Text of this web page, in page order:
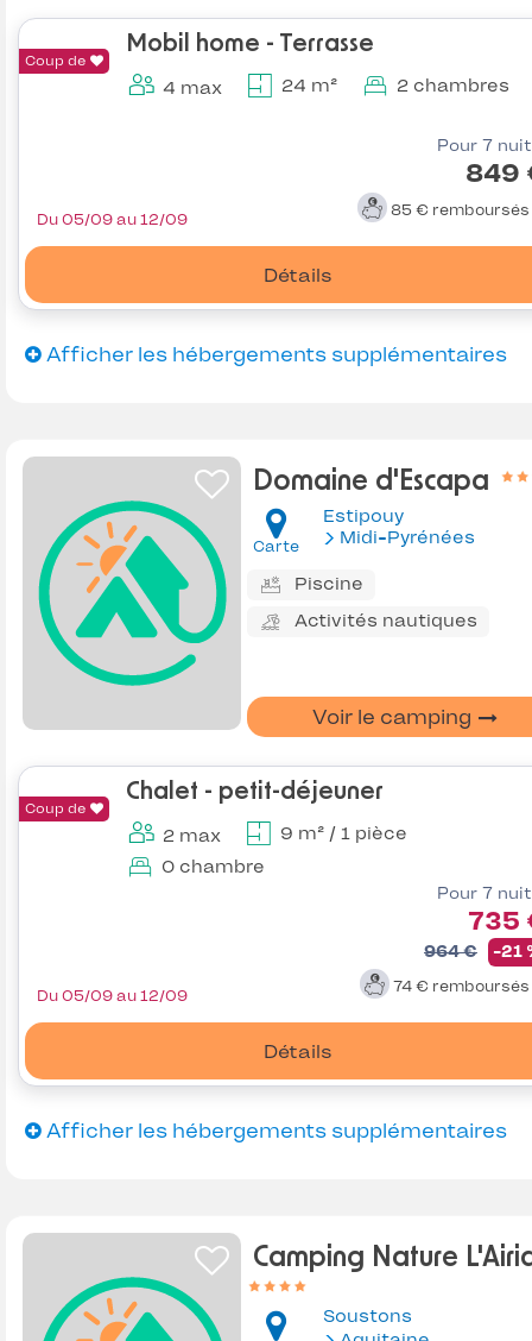
Coup de
Mobil home - Terrasse
4 max 24 m² 2 chambres
Pour 7
849
85 € remboursés
Détails
Du 05/09 au 12/09
Afficher les hébergements supplémentaires
Domaine d'Escapa
Carte
Estipouy
Midi-Pyrénées
Piscine
Activités nautiques
Voir le camping
Coup de
Chalet - petit-déjeuner
2 max
9 m² / 1 pièce
0 chambre
Pour 7
735
964 € -21
74 € remboursés
Détails
Du 05/09 au 12/09
Afficher les hébergements supplémentaires
Camping Nature
Soustons